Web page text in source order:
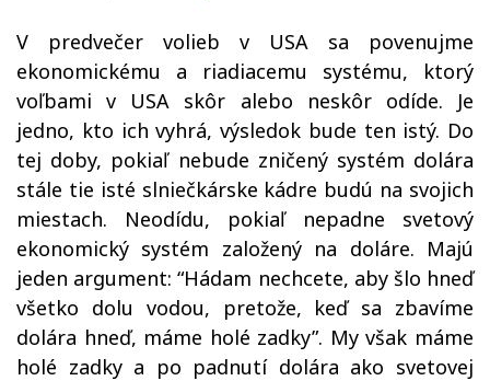
V predvečer volieb v USA sa povenujme
ekonomickému a riadiacemu systému, ktorý
voľbami v USA skôr alebo neskôr odíde. Je
jedno, kto ich vyhrá, výsledok bude ten istý. Do
tej doby, pokiaľ nebude zničený systém dolára
stále tie isté slniečkárske kádre budú na svojich
miestach. Neodídu, pokiaľ nepadne svetový
ekonomický systém založený na doláre. Majú
jeden argument: “Hádam nechcete, aby šlo hneď
všetko dolu vodou, pretože, keď sa zbavíme
dolára hneď, máme holé zadky”. My však máme
holé zadky a po padnutí dolára ako svetovej